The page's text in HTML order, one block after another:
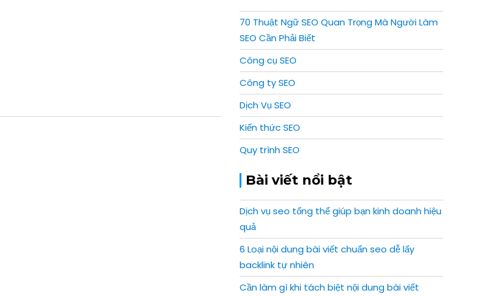
70 Thuật Ngữ SEO Quan Trọng Mà Người Làm
SEO Cần Phải Biết
Công cụ SEO
Công ty SEO
Dịch Vụ SEO
Kiến thức SEO
Quy trình SEO
Bài viết nổi bật
Dịch vụ seo tổng thể giúp bạn kinh doanh hiệu
quả
6 Loại nội dung bài viết chuẩn seo dễ lấy
backlink tự nhiên
Cần làm gì khi tách biệt nội dung bài viết